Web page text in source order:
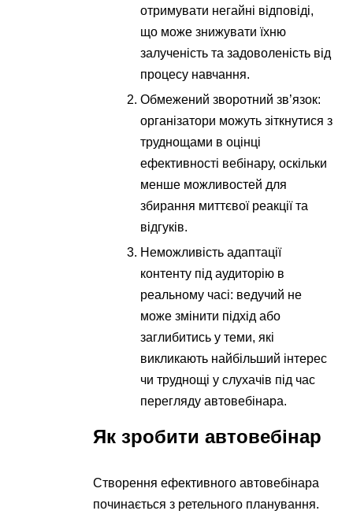
отримувати негайні відповіді,
що може знижувати їхню
залученість та задоволеність від
процесу навчання.
Обмежений зворотний зв’язок:
організатори можуть зіткнутися з
труднощами в оцінці
ефективності вебінару, оскільки
менше можливостей для
збирання миттєвої реакції та
відгуків.
Неможливість адаптації
контенту під аудиторію в
реальному часі: ведучий не
може змінити підхід або
заглибитись у теми, які
викликають найбільший інтерес
чи труднощі у слухачів під час
перегляду автовебінара.
Як зробити автовебінар
Створення ефективного автовебінара
починається з ретельного планування.